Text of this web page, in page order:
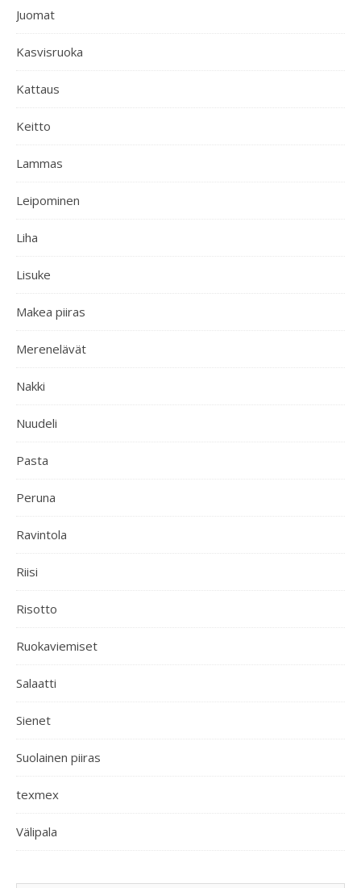
Juomat
Kasvisruoka
Kattaus
Keitto
Lammas
Leipominen
Liha
Lisuke
Makea piiras
Merenelävät
Nakki
Nuudeli
Pasta
Peruna
Ravintola
Riisi
Risotto
Ruokaviemiset
Salaatti
Sienet
Suolainen piiras
texmex
Välipala